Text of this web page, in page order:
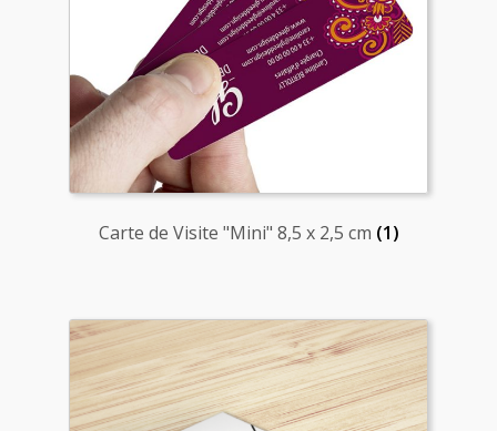
Carte de Visite "Mini" 8,5 x 2,5 cm (1)